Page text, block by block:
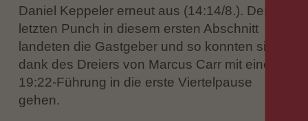
Daniel Keppeler erneut aus (14:14/8.). Den
letzten Punch in diesem ersten Abschnitt
landeten die Gastgeber und so konnten sie
dank des Dreiers von Marcus Carr mit einer
19:22-Führung in die erste Viertelpause
gehen.